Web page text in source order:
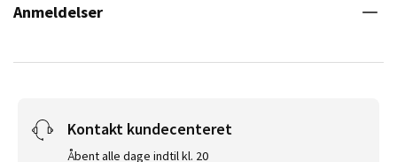
Anmeldelser
Kontakt kundecenteret
Åbent alle dage indtil kl. 20